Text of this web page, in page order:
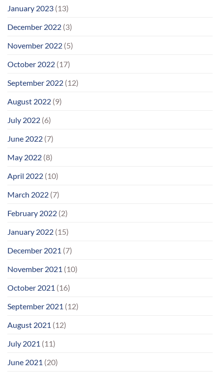
January 2023 (13)
December 2022 (3)
November 2022 (5)
October 2022 (17)
September 2022 (12)
August 2022 (9)
July 2022 (6)
June 2022 (7)
May 2022 (8)
April 2022 (10)
March 2022 (7)
February 2022 (2)
January 2022 (15)
December 2021 (7)
November 2021 (10)
October 2021 (16)
September 2021 (12)
August 2021 (12)
July 2021 (11)
June 2021 (20)